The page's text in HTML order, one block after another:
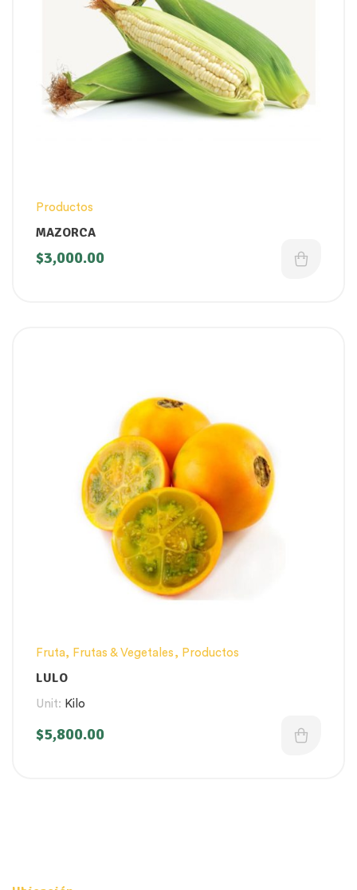
Productos
MAZORCA
$3,000.00
Fruta, Frutas & Vegetales , Productos
LULO
Unit: Kilo
$5,800.00